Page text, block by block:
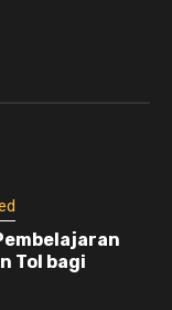
Tol bagi